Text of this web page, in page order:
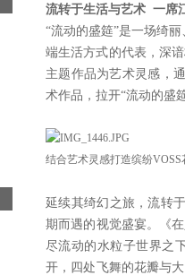
流转于生活与艺术 一席
“流动的盛筵”是一场绮
端生活方式的代表，深
主题作品为艺术灵感，
术作品，拉开“流动的盛
结合艺术灵感打造缤纷VOSS
延续其绮幻之旅，流转
期而遇的视觉盛宴。《
尽流动的水粒子世界之
开，四处飞舞的花瓣与